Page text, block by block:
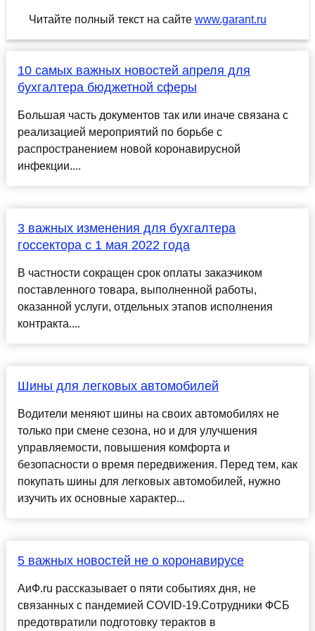
Читайте полный текст на сайте www.garant.ru
10 самых важных новостей апреля для
бухгалтера бюджетной сферы
Большая часть документов так или иначе связана с
реализацией мероприятий по борьбе с
распространением новой коронавирусной
инфекции....
3 важных изменения для бухгалтера
госсектора с 1 мая 2022 года
В частности сокращен срок оплаты заказчиком
поставленного товара, выполненной работы,
оказанной услуги, отдельных этапов исполнения
контракта....
Шины для легковых автомобилей
Водители меняют шины на своих автомобилях не
только при смене сезона, но и для улучшения
управляемости, повышения комфорта и
безопасности о время передвижения. Перед тем, как
покупать шины для легковых автомобилей, нужно
изучить их основные характер...
5 важных новостей не о коронавирусе
АиФ.ru рассказывает о пяти событиях дня, не
связанных с пандемией COVID-19.Сотрудники ФСБ
предотвратили подготовку терактов в